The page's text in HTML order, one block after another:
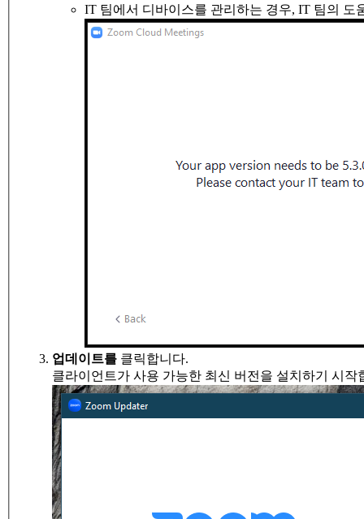
IT 팀에서 디바이스를 관리하는 경우, IT 팀의 도
업데이트를 클릭합니다.
클라이언트가 사용 가능한 최신 버전을 설치하기 시작